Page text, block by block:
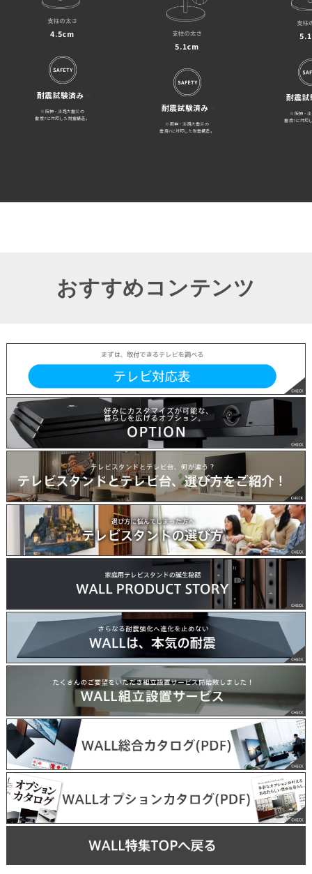
支柱の太さ
4.5cm
耐震試験済み
※阪神・淡路大震災の
震度7に対応した耐震構造。
支柱の太さ
5.1cm
耐震試験済み
※阪神・淡路大震災の
震度7に対応した耐震構造。
支柱
耐震
※阪神・
震度7に対応
おすすめコンテンツ